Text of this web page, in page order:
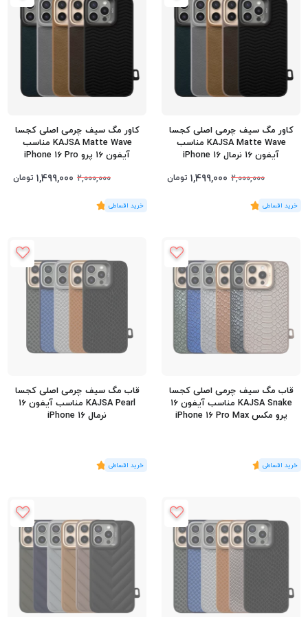
کاور مگ سیف چرمی اصلی کجسا
KAJSA Matte Wave مناسب
آیفون 16 نرمال iPhone 16
2,000,000
1,499,000 تومان
(2 رای)
5
کاور مگ سیف چرمی اصلی کجسا
KAJSA Matte Wave مناسب
آیفون 16 پرو iPhone 16 Pro
2,000,000
1,499,000 تومان
(2 رای)
5
قاب مگ سیف چرمی اصلی کجسا
KAJSA Snake مناسب آیفون 16
پرو مکس iPhone 16 Pro Max
(1رای)
5
قاب مگ سیف چرمی اصلی کجسا
KAJSA Pearl مناسب آیفون 16
نرمال iPhone 16
(2 رای)
5